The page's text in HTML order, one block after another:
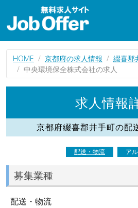
HOME 京都府の求人情報
綴喜郡
中央環境保全株式会社の求人
求人情報
京都府綴喜郡井手町の配
配送・物流 ア
募集業種
配送・物流